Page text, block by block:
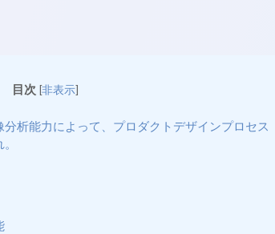
目次 [非表示]
析能力によって、プロダクトデザインプロセス